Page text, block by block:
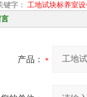
键字： 工地试块标养室
产品：